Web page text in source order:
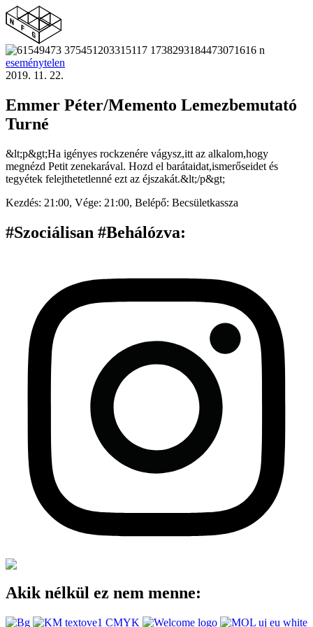
eseménytelen
2019. 11. 22.
Emmer Péter/Memento Lemezbemutató
Turné
&lt;p&gt;Ha igényes rockzenére vágysz,itt az alkalom,hogy
megnézd Petit zenekarával. Hozd el barátaidat,ismerőseidet és
tegyétek felejthetetlenné ezt az éjszakát.&lt;/p&gt;
Kezdés: 21:00, Vége: 21:00, Belépő: Becsületkassza
#Szociálisan #Behálózva:
Akik nélkül ez nem menne: